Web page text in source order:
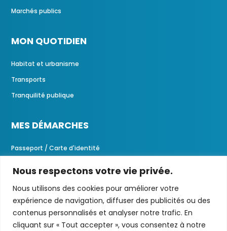
Nous respectons votre vie privée.
Nous utilisons des cookies pour améliorer votre
expérience de navigation, diffuser des publicités ou des
contenus personnalisés et analyser notre trafic. En
cliquant sur « Tout accepter », vous consentez à notre
Marchés publics
MON QUOTIDIEN
Habitat et urbanisme
Transports
Tranquilité publique
MES DÉMARCHES
Passeport / Carte d'identité
Portail familles
CONTACTEZ-NOUS